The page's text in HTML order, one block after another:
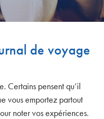
de voyage
Certains pensent qu’il
vous emportez partout
noter vos expériences.